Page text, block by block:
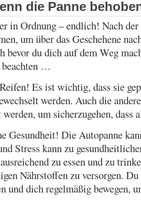
die Panne
in Ordnung – endlich! Nach
um über das Geschehene
bevor du dich auf dem Weg
…
Es ist wichtig, dass sie
werden. Auch die
um sicherzugehen, dass
Gesundheit! Die Autopanne
Stress kann zu
zu essen und zu
Nährstoffen zu versorgen.
und dich regelmäßig bewegen,